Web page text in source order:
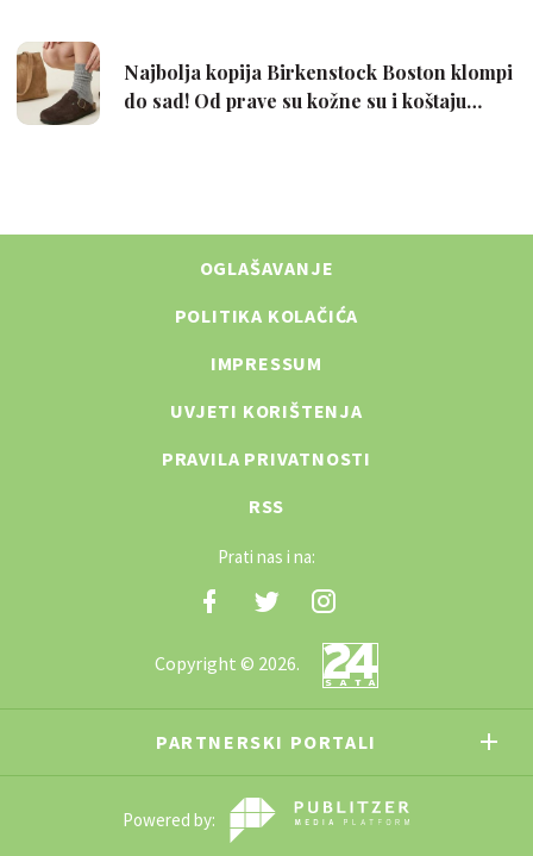
OGLAŠAVANJE
POLITIKA KOLAČIĆA
IMPRESSUM
UVJETI KORIŠTENJA
PRAVILA PRIVATNOSTI
RSS
Prati nas i na:
Copyright © 2026.
PARTNERSKI PORTALI
Powered by: